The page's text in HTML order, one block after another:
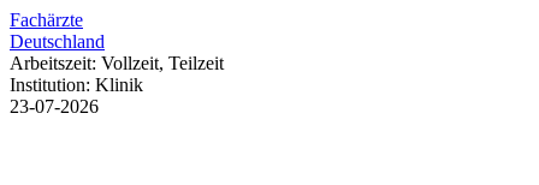
Fachärzte
Deutschland
Arbeitszeit: Vollzeit, Teilzeit
Institution: Klinik
23-07-2026